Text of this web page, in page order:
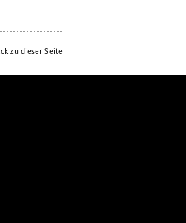
zu dieser Seite